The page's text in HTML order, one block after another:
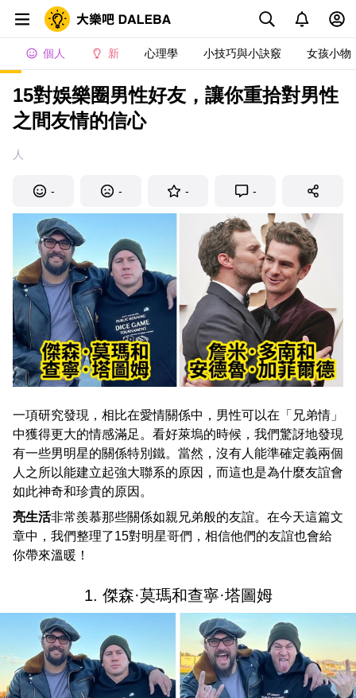
個人 新 心理學 小技巧與小訣竅 女孩小物
15對娛樂圈男性好友，讓你重拾對男性
之間友情的信心
人
- - - -
一項研究發現，相比在愛情關係中，男性可以在「兄弟情」
中獲得更大的情感滿足。看好萊塢的時候，我們驚訝地發現
有一些男明星的關係特別鐵。當然，沒有人能準確定義兩個
人之所以能建立起強大聯系的原因，而這也是為什麼友誼會
如此神奇和珍貴的原因。
亮生活非常羨慕那些關係如親兄弟般的友誼。在今天這篇文
章中，我們整理了15對明星哥們，相信他們的友誼也會給
你帶來溫暖！
1. 傑森·莫瑪和查寧·塔圖姆